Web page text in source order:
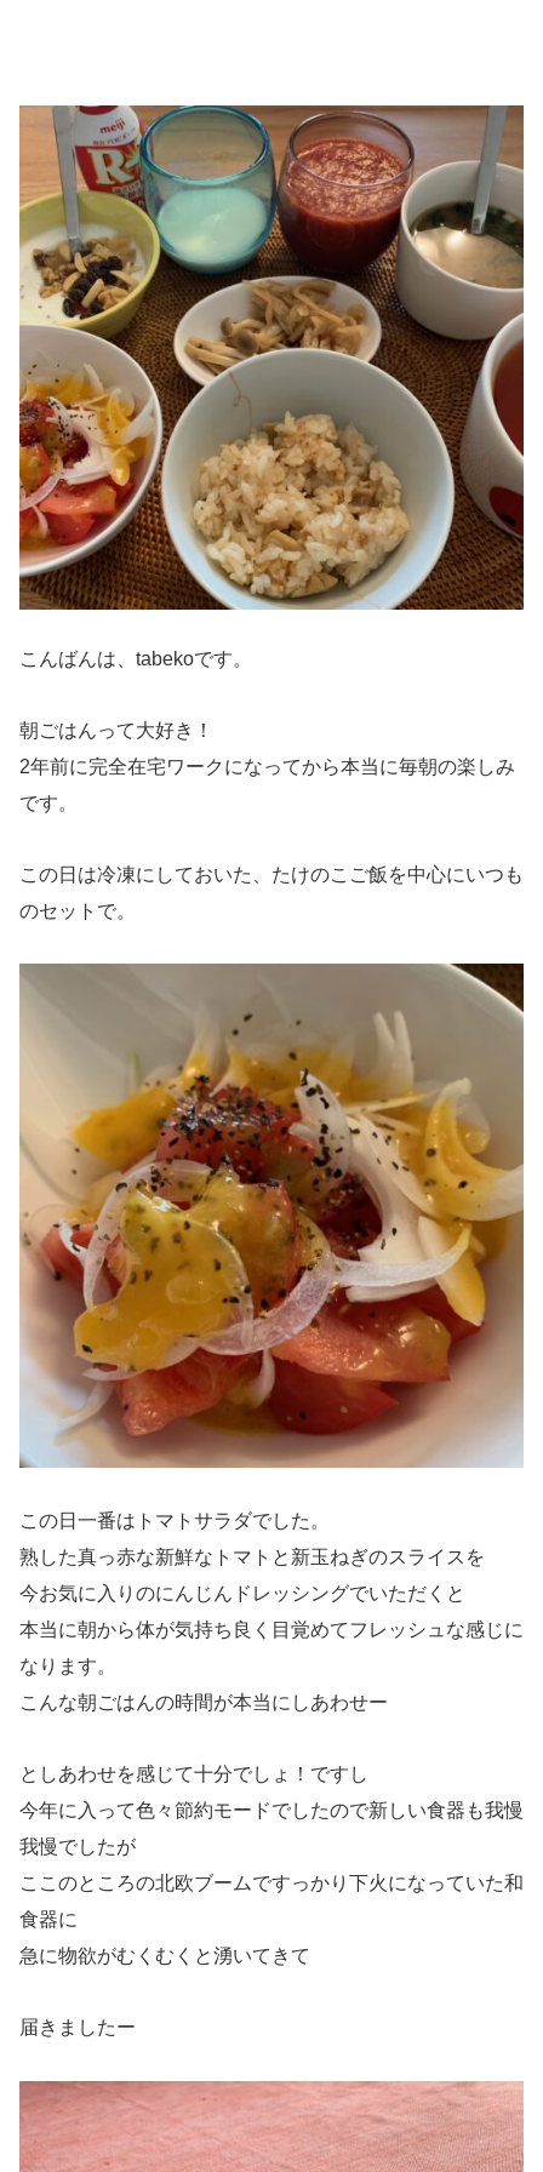
こんばんは、tabekoです。
朝ごはんって大好き！
2年前に完全在宅ワークになってから本当に毎朝の楽しみ
です。
この日は冷凍にしておいた、たけのこご飯を中心にいつも
のセットで。
この日一番はトマトサラダでした。
熟した真っ赤な新鮮なトマトと新玉ねぎのスライスを
今お気に入りのにんじんドレッシングでいただくと
本当に朝から体が気持ち良く目覚めてフレッシュな感じに
なります。
こんな朝ごはんの時間が本当にしあわせー
としあわせを感じて十分でしょ！ですし
今年に入って色々節約モードでしたので新しい食器も我慢
我慢でしたが
ここのところの北欧ブームですっかり下火になっていた和
食器に
急に物欲がむくむくと湧いてきて
届きましたー